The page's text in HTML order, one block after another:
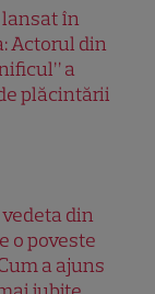
lansat în
Actorul din
a
plăcintării
din
o poveste
a ajuns